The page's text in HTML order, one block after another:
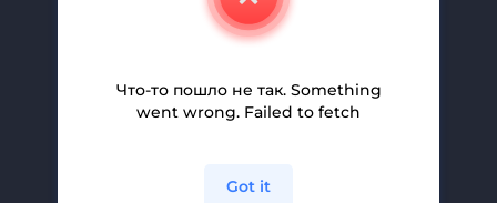
Партнерская Программа
Что-то пошло не так. Something
went wrong. Failed to fetch
Got it